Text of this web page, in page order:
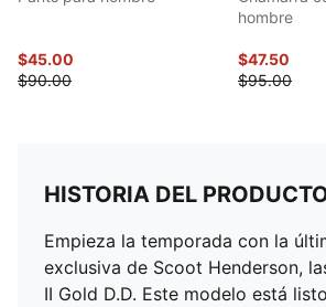
$45.00
$90.00
hombre
$47.50
$95.00
HISTORIA DEL
Empieza la temporada con la
exclusiva de Scoot Henderson,
II Gold D.D. Este modelo está